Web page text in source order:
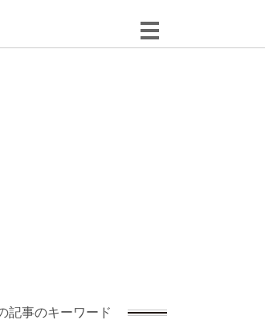
記事のキーワード